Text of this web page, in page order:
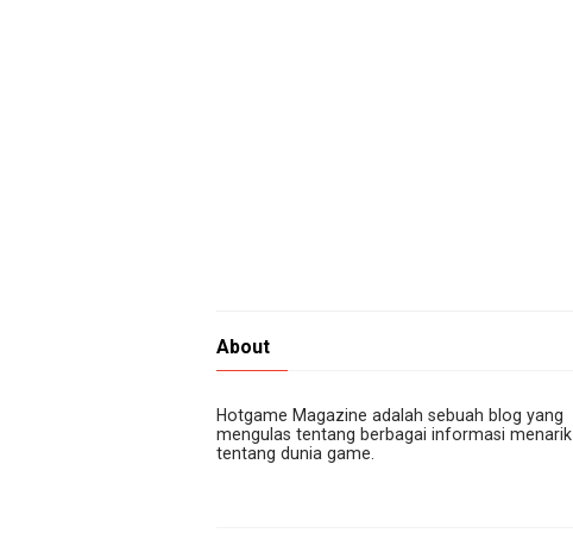
About
Hotgame Magazine adalah sebuah blog yang
mengulas tentang berbagai informasi menarik
tentang dunia game.